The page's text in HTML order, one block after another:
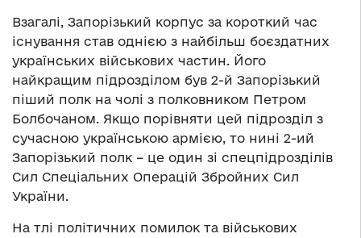
Взагалі, Запорізький корпус за короткий час
існування став однією з найбільш боєздатних
українських військових частин. Його
найкращим підрозділом був 2-й Запорізький
піший полк на чолі з полковником Петром
Болбочаном. Якщо порівняти цей підрозділ з
сучасною українською армією, то нині 2-ий
Запорізький полк – це один зі спецпідрозділів
Сил Спеціальних Операцій Збройних Сил
України.
На тлі політичних помилок та військових